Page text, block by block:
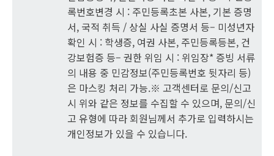
록번호변경 시 : 주민등록초본 사본, 기본 증명
서, 국적 취득 / 상실 사실 증명서 등– 미성년자
확인 시 : 학생증, 여권 사본, 주민등록등본, 건
강보험증 등– 권한 위임 시 : 위임장* 증빙 서류
의 내용 중 민감정보(주민등록번호 뒷자리 등)
은 마스킹 처리 가능.※ 고객센터로 문의/신고
시 위와 같은 정보를 수집할 수 있으며, 문의/신
고 유형에 따라 회원님께서 추가로 입력하시는
개인정보가 있을 수 있습니다.